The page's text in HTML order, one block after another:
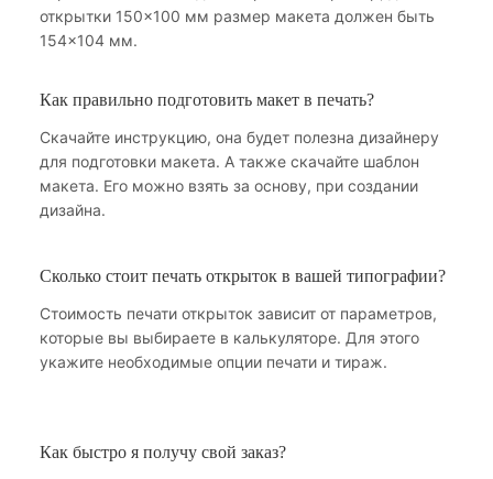
открытки 150×100 мм размер макета должен быть
154×104 мм.
Как правильно подготовить макет в печать?
Скачайте инструкцию, она будет полезна дизайнеру
для подготовки макета. А также скачайте шаблон
макета. Его можно взять за основу, при создании
дизайна.
Сколько стоит печать открыток в вашей типографии?
Стоимость печати открыток зависит от параметров,
которые вы выбираете в калькуляторе. Для этого
укажите необходимые опции печати и тираж.
Как быстро я получу свой заказ?